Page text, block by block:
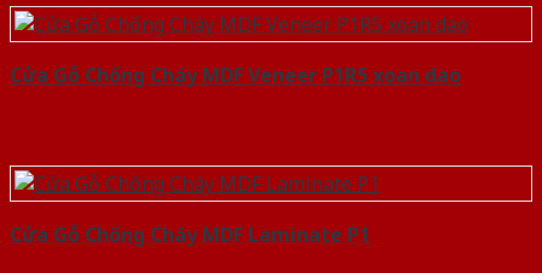
Cửa Gỗ Chống Cháy MDF Veneer P1R5 xoan dao
Cửa Gỗ Chống Cháy MDF Laminate P1